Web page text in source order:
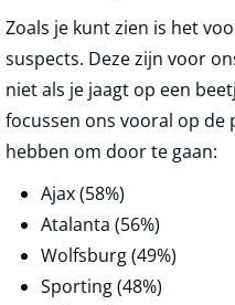
Zoals je kunt zien is het
suspects. Deze zijn voor
niet als je jaagt op een
focussen ons vooral op de
hebben om door te gaan:
Ajax (58%)
Atalanta (56%)
Wolfsburg (49%)
Sporting (48%)